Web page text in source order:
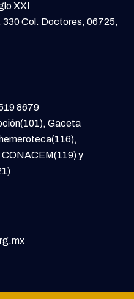
XXI
330 Col. Doctores, 06725,
8679
Gaceta
y